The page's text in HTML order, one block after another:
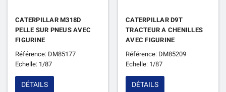
CATERPILLAR M318D
PELLE SUR PNEUS AVEC
FIGURINE
Référence: DM85177
Echelle: 1/87
DÉTAILS
CATERPILLAR D9T
TRACTEUR A CHENILLES
AVEC FIGURINE
Référence: DM85209
Echelle: 1/87
DÉTAILS